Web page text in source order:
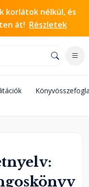
korlátok nélkül, és
át! Részletek